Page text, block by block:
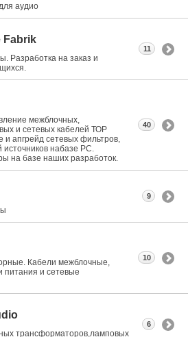
аудио
Fabrik
Разработка на заказ и
11
межблочных,
и сетевых кабелей ТОР
и апгрейд сетевых фильтров,
источников набазе РС.
на базе наших разработок.
40
9
Кабели межблочные,
питания и сетевые
10
трансформаторов,ламповых
6